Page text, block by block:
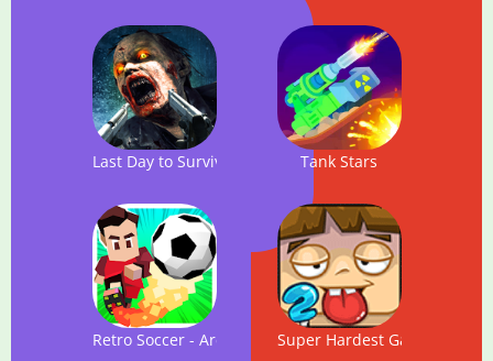
Last Day to Survive - FREE Zombie Survival Game
Tank Stars
Retro Soccer - Arcade Football GameSuper Hardest Game Fever